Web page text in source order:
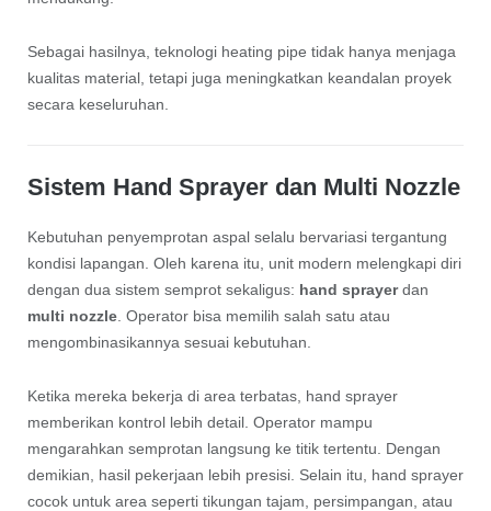
Sebagai hasilnya, teknologi heating pipe tidak hanya menjaga
kualitas material, tetapi juga meningkatkan keandalan proyek
secara keseluruhan.
Sistem Hand Sprayer dan Multi Nozzle
Kebutuhan penyemprotan aspal selalu bervariasi tergantung
kondisi lapangan. Oleh karena itu, unit modern melengkapi diri
dengan dua sistem semprot sekaligus: hand sprayerdan
multi nozzle. Operator bisa memilih salah satu atau
mengombinasikannya sesuai kebutuhan.
Ketika mereka bekerja di area terbatas, hand sprayer
memberikan kontrol lebih detail. Operator mampu
mengarahkan semprotan langsung ke titik tertentu. Dengan
demikian, hasil pekerjaan lebih presisi. Selain itu, hand sprayer
cocok untuk area seperti tikungan tajam, persimpangan, atau